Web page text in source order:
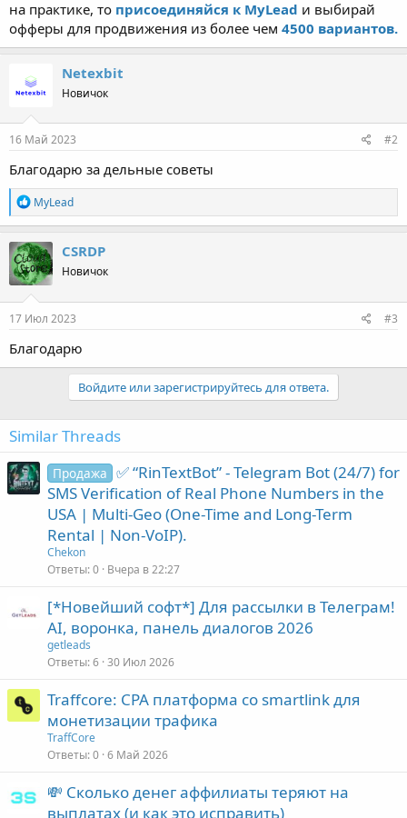
на практике, то присоединяйся к MyLead и выбирай
офферы для продвижения из более чем 4500 вариантов.
Netexbit
Новичок
16 Май 2023 #2
Благодарю за дельные советы
Р
е
а
к
ц
и
и
:
MyLead
CSRDP
Новичок
17 Июл 2023 #3
Благодарю
Войдите или зарегистрируйтесь для ответа.
Similar Threads
Продажа ✅ “RinTextBot” - Telegram Bot (24/7) for
SMS Verification of Real Phone Numbers in the
USA | Multi-Geo (One-Time and Long-Term
Rental | Non-VoIP).
Chekon
Ответы 0 Вчера в 22:27
[*Новейший софт*] Для рассылки в Телеграм!
AI, воронка, панель диалогов 2026
getleads
Ответы 6 30 Июл 2026
Traffcore: CPA платформа со smartlink для
монетизации трафика
TraffCore
Ответы 0 6 Май 2026
💸 Сколько денег аффилиаты теряют на
выплатах (и как это исправить)